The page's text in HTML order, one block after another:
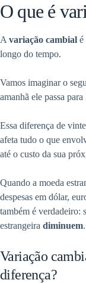
O que é
A variação cambial é
longo do tempo.
Vamos imaginar o
amanhã ele passa
Essa diferença de
afeta tudo o que
até o custo da sua
Quando a moeda
despesas em dólar,
também é verdadeiro:
estrangeira diminuem.
Variação
diferença?